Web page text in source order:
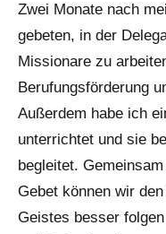
Zwei Monate nach
gebeten, in der
Missionare zu
Berufungsförderung
Außerdem habe ich
unterrichtet und sie
begleitet.
Gebet können wir
Geistes besser